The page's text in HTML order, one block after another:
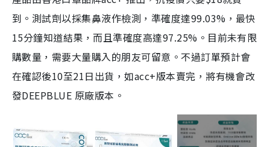
到。測試劑以採集鼻液作檢測，準確度達99.03%，最快
15分鐘知道結果，而且準確度高達97.25%。目前未有限
購數量，需要大量購入的朋友可留意。不過訂單預計會
在確認後10至21日出貨，如acc+版本賣完，將有機會改
發DEEPBLUE 原廠版本。